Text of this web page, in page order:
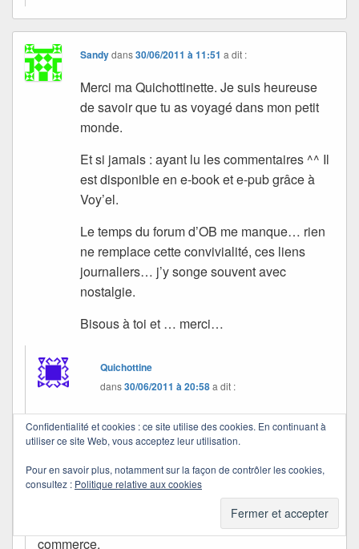
Sandydans30/06/2011 à 11:51 a dit :
Merci ma Quichottinette. Je suis heureuse
de savoir que tu as voyagé dans mon petit
monde.
Et si jamais : ayant lu les commentaires ^^ Il
est disponible en e-book et e-pub grâce à
Voy’el.
Le temps du forum d’OB me manque… rien
ne remplace cette convivialité, ces liens
journaliers… j’y songe souvent avec
nostalgie.
Bisous à toi et … merci…
Quichottine
dans30/06/2011 à 20:58a dit :
Ah, c’est bien aussi… je pense que ceux qui sont
intéressés iront chez ton éditeur et trouveront
toutes les possibilités d’achat.
Le forum d’OB a beaucoup perdu depuis qu’ils ont
supprimé les fils personnels et le café du
commerce.
Confidentialité et cookies : ce site utilise des cookies. En continuant à
utiliser ce site Web, vous acceptez leur utilisation.
Pour en savoir plus, notamment sur la façon de contrôler les cookies,
consultez : Politique relative aux cookies